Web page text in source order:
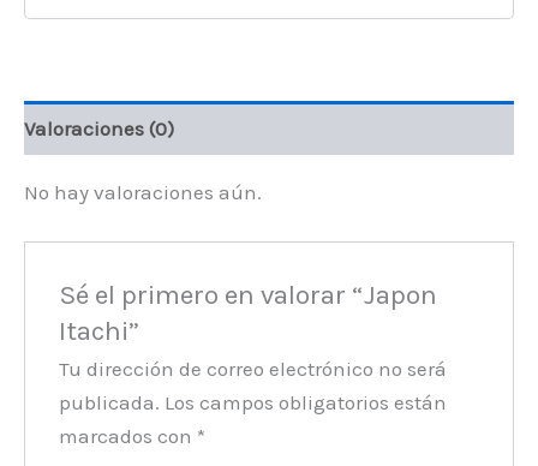
Valoraciones (0)
No hay valoraciones aún.
Sé el primero en valorar “Japon
Itachi”
Tu dirección de correo electrónico no será
publicada. Los campos obligatorios están
marcados con *